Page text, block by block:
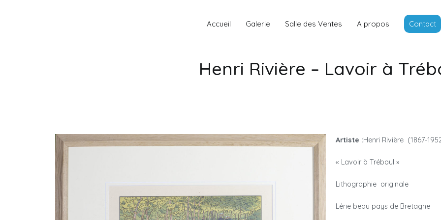
Expert en Art Moderne en
Accueil Galerie Salle des Ventes A propos Contact
Henri Rivière – Lavoir à
Artiste :Henri Rivière (1867-
« Lavoir à Tréboul »
Lithographie originale
Lérie beau pays de Bretagne